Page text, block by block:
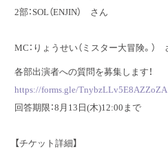
2部：SOL（ENJIN） さん
MC：りょうせい（ミスター大冒険。）
各部出演者への質問を募集します！
https://forms.gle/TnybzLLv5E8AZZoZA
回答期限：8月13日(木)12:00まで
【チケット詳細】